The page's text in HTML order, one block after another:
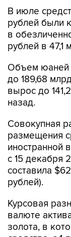
В июле
рублей были
в
рублей в 47,1
Объем юаней
до 189,68
вырос до
назад.
Совокупная
размещения
иностранной
с 15 декабря
составила
рублей).
Курсовая
валюте
золота, в